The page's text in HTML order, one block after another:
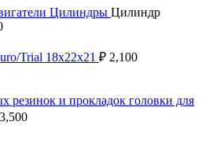
Цилиндры Цилиндр
Trial 18x22x21 ₽ 2,100
резинок и прокладок головки для
3,500